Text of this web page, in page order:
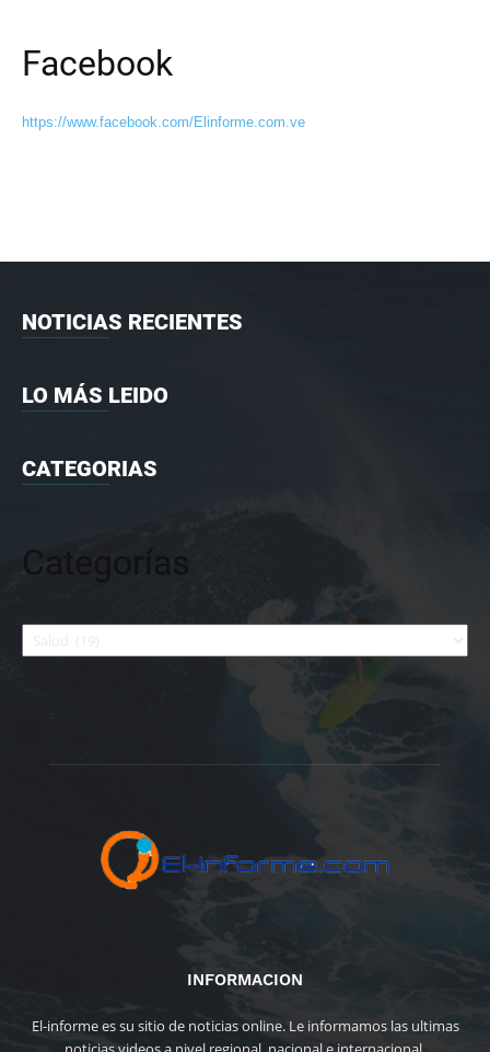
Facebook
https://www.facebook.com/Elinforme.com.ve
NOTICIAS RECIENTES
LO MÁS LEIDO
CATEGORIAS
Categorías
Categorías
INFORMACION
El-informe es su sitio de noticias online. Le informamos las ultimas